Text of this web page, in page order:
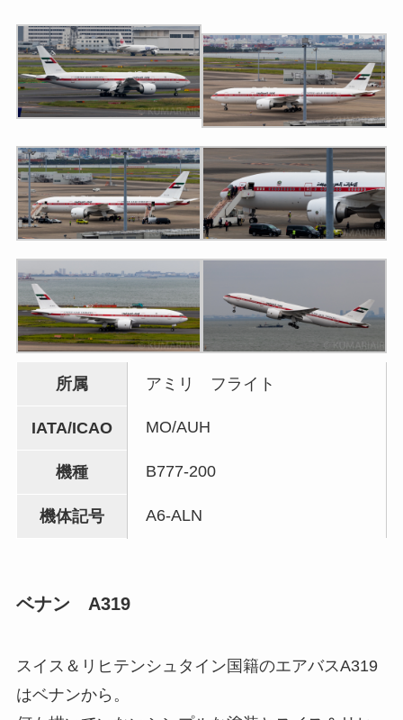
所属 アミリ フライト
IATA/ICAO MO/AUH
機種 B777-200
機体記号 A6-ALN
ベナン A319
スイス＆リヒテンシュタイン国籍のエアバスA319
はベナンから。